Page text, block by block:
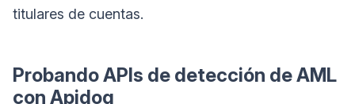
titulares de cuentas.
Probando APIs de detección de AML
con Apidog